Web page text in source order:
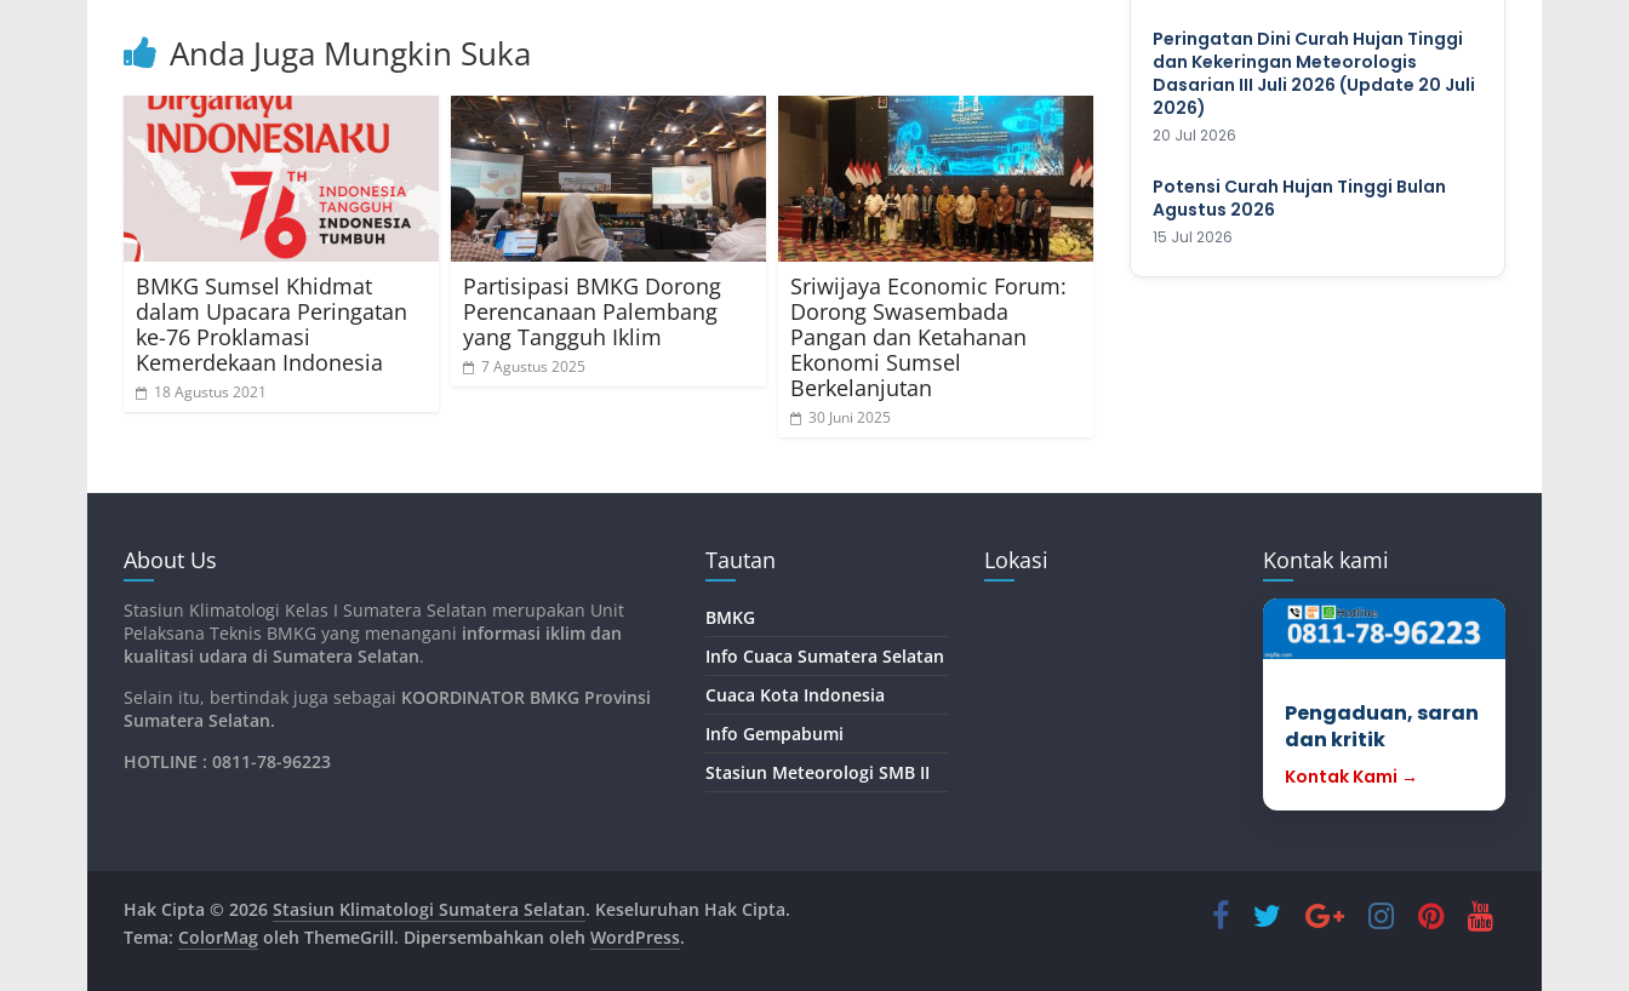
Anda Juga Mungkin Suka
BMKG Sumsel Khidmat
dalam Upacara Peringatan
ke-76 Proklamasi
Kemerdekaan Indonesia
18 Agustus 2021
Partisipasi BMKG Dorong
Perencanaan Palembang
yang Tangguh Iklim
7 Agustus 2025
Sriwijaya Economic Forum:
Dorong Swasembada
Pangan dan Ketahanan
Ekonomi Sumsel
Berkelanjutan
30 Juni 2025
Peringatan Dini Curah Hujan Tinggi
dan Kekeringan Meteorologis
Dasarian III Juli 2026 (Update 20 Juli
2026)
20 Jul 2026
Potensi Curah Hujan Tinggi Bulan
Agustus 2026
15 Jul 2026
About Us
Stasiun Klimatologi Kelas I Sumatera Selatan merupakan Unit
Pelaksana Teknis BMKG yang menangani informasi iklim dan
kualitasi udara di Sumatera Selatan.
Selain itu, bertindak juga sebagai KOORDINATOR BMKG Provinsi
Sumatera Selatan.
HOTLINE : 0811-78-96223
Tautan
BMKG
Info Cuaca Sumatera Selatan
Cuaca Kota Indonesia
Info Gempabumi
Stasiun Meteorologi SMB II
Lokasi Kontak kami
Pengaduan, saran
dan kritik
Kontak Kami →
Hak Cipta © 2026 Stasiun Klimatologi Sumatera Selatan. Keseluruhan Hak Cipta.
Tema: ColorMag oleh ThemeGrill. Dipersembahkan oleh WordPress.